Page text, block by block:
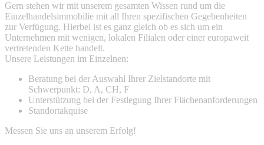
Gern stehen wir mit unserem gesamten Wissen rund um die
Einzelhandelsimmobilie mit all Ihren spezifischen Gegebenheiten
zur Verfügung. Hierbei ist es ganz gleich ob es sich um ein
Unternehmen mit wenigen, lokalen Filialen oder einer europaweit
vertretenden Kette handelt.
Unsere Leistungen im Einzelnen:
Beratung bei der Auswahl Ihrer Zielstandorte mit
Schwerpunkt: D, A, CH, F
Unterstützung bei der Festlegung Ihrer Flächenanforderungen
Standortakquise
Messen Sie uns an unserem Erfolg!